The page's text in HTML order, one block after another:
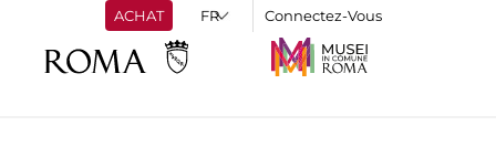
ACHAT Connectez-Vous